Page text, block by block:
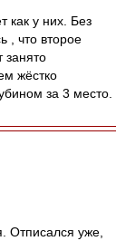
как у них. Без
, что второе
занято
жёстко
за 3 место.
Отписался уже,